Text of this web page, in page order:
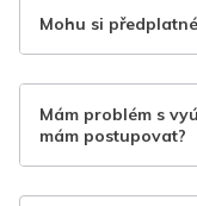
Mohu si
Mám problém s
mám postupovat?